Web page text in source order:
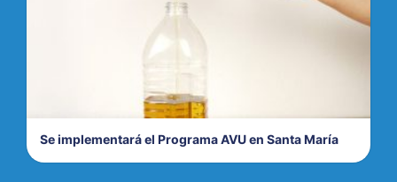
Se implementará el Programa AVU en Santa María